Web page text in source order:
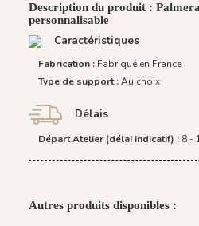
Description du produit :
personnalisable
Caractéristiques
Fabrication : Fabriqué en France
Type de support :Au choix
Délais
Départ Atelier (délai indicatif) : 8 -
Autres produits disponibles :